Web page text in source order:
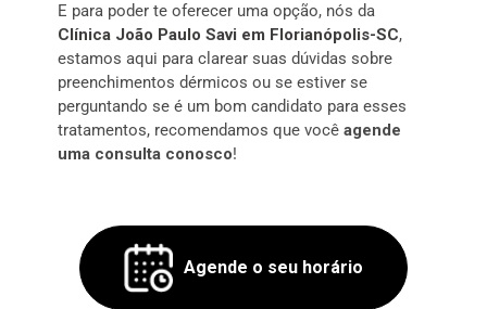
E para poder te oferecer uma opção, nós da
Clínica João Paulo Savi em Florianópolis-SC,
estamos aqui para clarear suas dúvidas sobre
preenchimentos dérmicos ou se estiver se
perguntando se é um bom candidato para esses
tratamentos, recomendamos que você agende
uma consulta conosco!
Agende o seu horário